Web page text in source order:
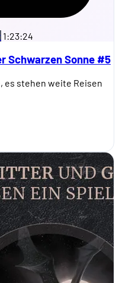
1:23:24
Schwarzen Sonne #5
es stehen weite Reisen